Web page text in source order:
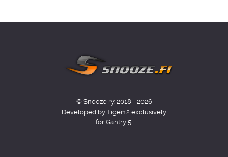
© Snooze ry. 2018 - 2026
Developed by Tiger12 exclusively
for Gantry 5.